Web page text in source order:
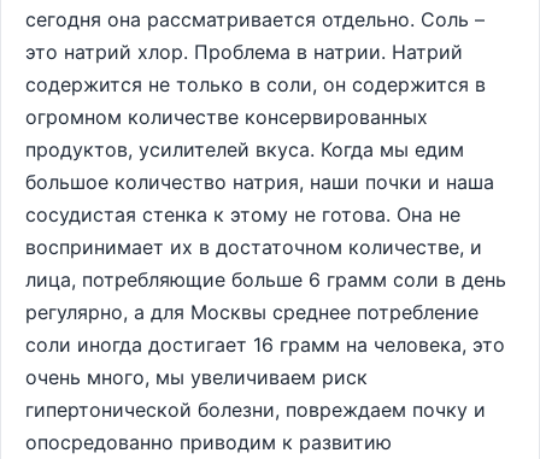
сегодня она рассматривается отдельно. Соль –
это натрий хлор. Проблема в натрии. Натрий
содержится не только в соли, он содержится в
огромном количестве консервированных
продуктов, усилителей вкуса. Когда мы едим
большое количество натрия, наши почки и наша
сосудистая стенка к этому не готова. Она не
воспринимает их в достаточном количестве, и
лица, потребляющие больше 6 грамм соли в день
регулярно, а для Москвы среднее потребление
соли иногда достигает 16 грамм на человека, это
очень много, мы увеличиваем риск
гипертонической болезни, повреждаем почку и
опосредованно приводим к развитию